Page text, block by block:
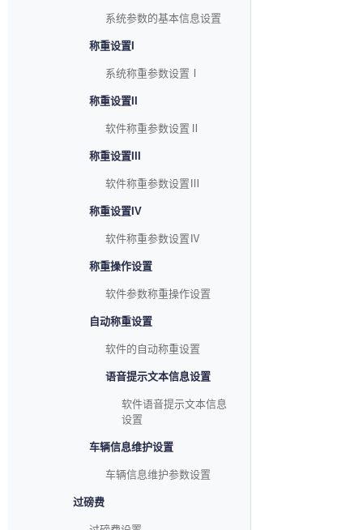
系统参数的基本信息设置
称重设置I
系统称重参数设置Ⅰ
称重设置II
软件称重参数设置Ⅱ
称重设置III
软件称重参数设置Ⅲ
称重设置IV
软件称重参数设置Ⅳ
称重操作设置
软件参数称重操作设置
自动称重设置
软件的自动称重设置
语音提示文本信息设置
软件语音提示文本信息
设置
车辆信息维护设置
车辆信息维护参数设置
过磅费